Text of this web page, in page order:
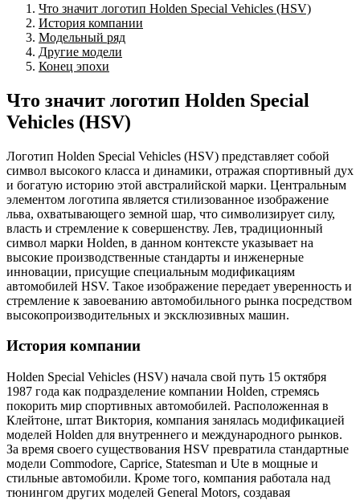
Что значит логотип Holden Special Vehicles (HSV)
История компании
Модельный ряд
Другие модели
Конец эпохи
Что значит логотип Holden Special
Vehicles (HSV)
Логотип Holden Special Vehicles (HSV) представляет собой
символ высокого класса и динамики, отражая спортивный дух
и богатую историю этой австралийской марки. Центральным
элементом логотипа является стилизованное изображение
льва, охватывающего земной шар, что символизирует силу,
власть и стремление к совершенству. Лев, традиционный
символ марки Holden, в данном контексте указывает на
высокие производственные стандарты и инженерные
инновации, присущие специальным модификациям
автомобилей HSV. Такое изображение передает уверенность и
стремление к завоеванию автомобильного рынка посредством
высокопроизводительных и эксклюзивных машин.
История компании
Holden Special Vehicles (HSV) начала свой путь 15 октября
1987 года как подразделение компании Holden, стремясь
покорить мир спортивных автомобилей. Расположенная в
Клейтоне, штат Виктория, компания занялась модификацией
моделей Holden для внутреннего и международного рынков.
За время своего существования HSV превратила стандартные
модели Commodore, Caprice, Statesman и Ute в мощные и
стильные автомобили. Кроме того, компания работала над
тюнингом других моделей General Motors, создавая